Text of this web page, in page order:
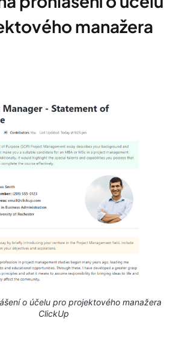
manažera
o účelu pro projektového manažera
ClickUp